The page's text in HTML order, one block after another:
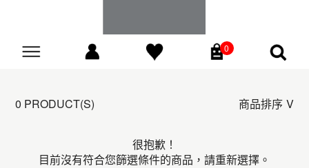
0
0 PRODUCT(S) 商品排序
很抱歉！
目前沒有符合您篩選條件的商品，請重新選擇。